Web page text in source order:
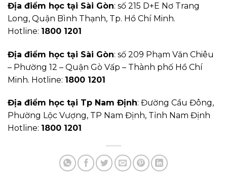
Địa điểm học tại Sài Gòn: số 215 D+E Nơ Trang
Long, Quận Bình Thạnh, Tp. Hồ Chí Minh.
Hotline: 1800 1201
Địa điểm học tại Sài Gòn: số 209 Phạm Văn Chiêu
– Phường 12 – Quận Gò Vấp – Thành phố Hồ Chí
Minh. Hotline: 1800 1201
Địa điểm học tại Tp Nam Định: Đường Cầu Đông,
Phường Lộc Vượng, TP Nam Định, Tỉnh Nam Định
Hotline: 1800 1201